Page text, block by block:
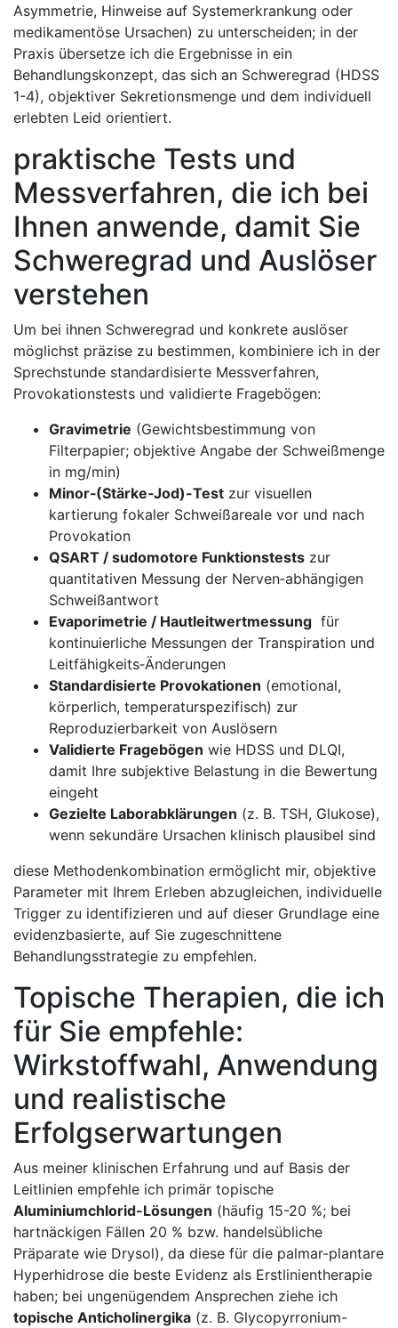
⁢Asymmetrie, Hinweise ‌auf Systemerkrankung oder
medikamentöse Ursachen) zu unterscheiden; in der
Praxis übersetze ⁤ich die Ergebnisse in‍ ein
Behandlungskonzept, das sich an ⁤Schweregrad (HDSS
1-4), objektiver Sekretionsmenge und dem individuell
erlebten Leid orientiert.
praktische Tests und
Messverfahren, die ich bei
⁢Ihnen anwende, damit Sie
Schweregrad und ⁣Auslöser
verstehen
Um bei ihnen ‌Schweregrad und konkrete‌ auslöser
möglichst‍ präzise zu‌ bestimmen, kombiniere‍ ich in‍ der
Sprechstunde standardisierte Messverfahren,
Provokationstests und validierte Fragebögen:‌
Gravimetrie (Gewichtsbestimmung von
Filterpapier; objektive Angabe der ⁤Schweißmenge
in mg/min)
Minor‑(Stärke‑Jod)-Test zur visuellen
kartierung fokaler Schweißareale vor und nach
Provokation
QSART / sudomotore Funktionstests zur
quantitativen Messung der Nerven‑abhängigen
Schweißantwort
Evaporimetrie / Hautleitwertmessung ​ für
kontinuierliche Messungen der Transpiration und
Leitfähigkeits‑Änderungen
Standardisierte Provokationen (emotional,
körperlich,‍ temperaturspezifisch) zur
Reproduzierbarkeit von Auslösern
Validierte Fragebögen wie HDSS und DLQI,
damit Ihre subjektive Belastung ‌in die Bewertung
eingeht
Gezielte Laborabklärungen (z. B. TSH, Glukose),
wenn sekundäre Ursachen klinisch ⁣plausibel sind
diese Methodenkombination ermöglicht mir, objektive
Parameter mit Ihrem Erleben abzugleichen, individuelle⁢
Trigger zu identifizieren und⁢ auf dieser Grundlage eine
evidenzbasierte, auf Sie zugeschnittene
Behandlungsstrategie zu empfehlen.
Topische⁣ Therapien, ‌die ‌ich
für Sie empfehle:
Wirkstoffwahl,⁤ Anwendung
und realistische
Erfolgserwartungen
Aus ⁢meiner‍ klinischen Erfahrung ​und​ auf Basis‌ der⁤
Leitlinien empfehle ich primär topische
Aluminiumchlorid-Lösungen (häufig 15-20​ %; bei
hartnäckigen Fällen⁣ 20 % bzw. handelsübliche
Präparate wie Drysol), da diese für die palmar-plantare
Hyperhidrose die beste Evidenz als Erstlinientherapie
haben; bei ungenügendem Ansprechen ziehe ich‍
topische Anticholinergika (z.‌ B. Glycopyrronium-